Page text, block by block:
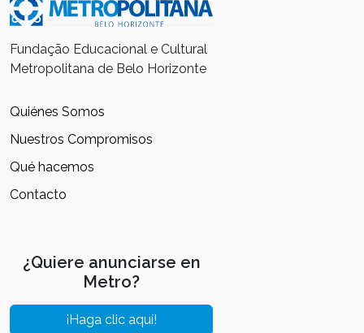
Fundação Educacional e Cultural
Metropolitana de Belo Horizonte
Quiénes Somos
Nuestros Compromisos
Qué hacemos
Contacto
¿Quiere anunciarse en
Metro?
¡Haga clic aquí!